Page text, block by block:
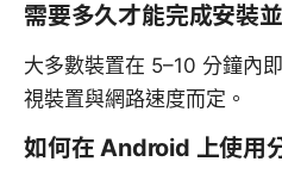
需要多久才能完成安裝
大多數裝置在 5–10 分鐘內
視裝置與網路速度而定。
如何在 Android 上使用